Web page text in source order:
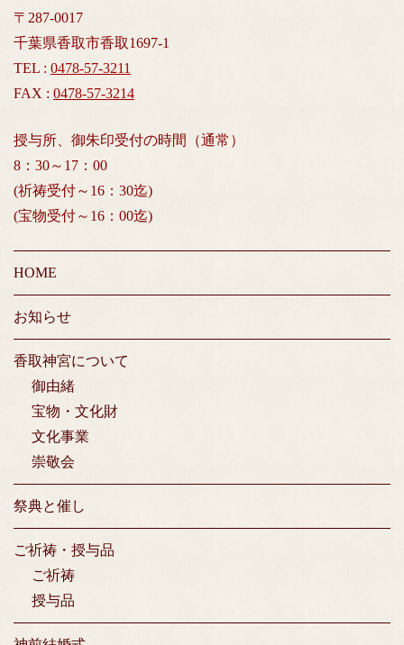
〒287-0017
千葉県香取市香取1697-1
TEL : 0478-57-3211
FAX : 0478-57-3214
授与所、御朱印受付の時間（通常）
8：30～17：00
(祈祷受付～16：30迄)
(宝物受付～16：00迄)
HOME
お知らせ
香取神宮について
御由緒
宝物・文化財
文化事業
崇敬会
祭典と催し
ご祈祷・授与品
ご祈祷
授与品